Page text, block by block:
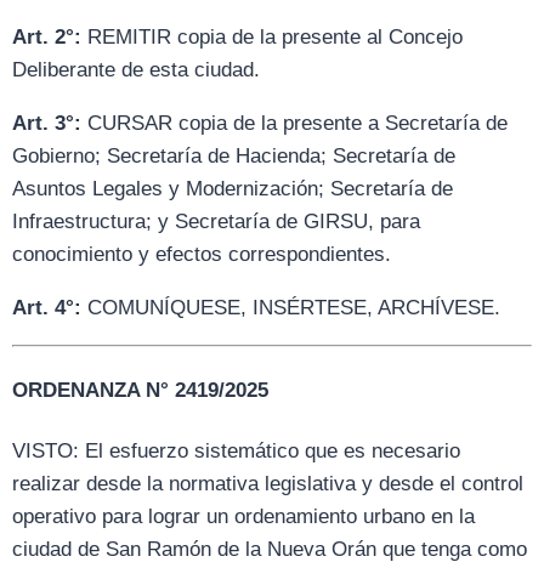
Art. 2°: REMITIR copia de la presente al Concejo
Deliberante de esta ciudad.
Art. 3°: CURSAR copia de la presente a Secretaría de
Gobierno; Secretaría de Hacienda; Secretaría de
Asuntos Legales y Modernización; Secretaría de
Infraestructura; y Secretaría de GIRSU, para
conocimiento y efectos correspondientes.
Art. 4°: COMUNÍQUESE, INSÉRTESE, ARCHÍVESE.
ORDENANZA N° 2419/2025
VISTO: El esfuerzo sistemático que es necesario
realizar desde la normativa legislativa y desde el control
operativo para lograr un ordenamiento urbano en la
ciudad de San Ramón de la Nueva Orán que tenga como